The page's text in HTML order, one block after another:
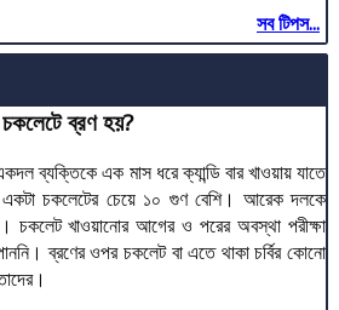
সব টিপস...
চকলেটে ব্রণ হয়?
ব্যক্তিকে এক মাস ধরে ক্যান্ডি বার খাওয়ায় যাতে
একটা চকলেটের চেয়ে ১০ গুণ বেশি। আরেক দলকে
চকলেট খাওয়ানোর আগের ও পরের অবস্থা পরীক্ষা
ব্রণের ওপর চকলেট বা এতে থাকা চর্বির কোনো